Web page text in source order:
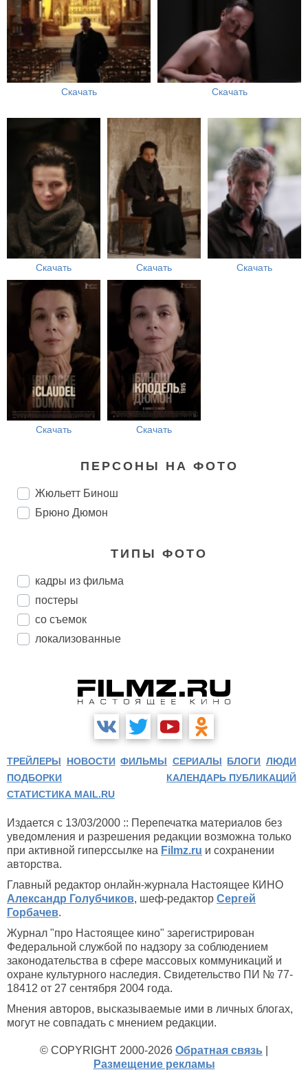
Скачать Скачать
Скачать Скачать Скачать
Скачать Скачать
ПЕРСОНЫ НА ФОТО
Жюльетт Бинош
Брюно Дюмон
ТИПЫ ФОТО
кадры из фильма
постеры
со съемок
локализованные
ТРЕЙЛЕРЫ НОВОСТИ ФИЛЬМЫ СЕРИАЛЫ БЛОГИ ЛЮДИ
ПОДБОРКИ
КАЛЕНДАРЬ ПУБЛИКАЦИЙ
СТАТИСТИКА MAIL.RU
Издается с 13/03/2000 :: Перепечатка материалов без
уведомления и разрешения редакции возможна только
при активной гиперссылке на Filmz.ru и сохранении
авторства.
Главный редактор онлайн-журнала Настоящее КИНО
Александр Голубчиков, шеф-редактор Сергей
Горбачев.
Журнал "про Настоящее кино" зарегистрирован
Федеральной службой по надзору за соблюдением
законодательства в сфере массовых коммуникаций и
охране культурного наследия. Свидетельство ПИ № 77-
18412 от 27 сентября 2004 года.
Мнения авторов, высказываемые ими в личных блогах,
могут не совпадать с мнением редакции.
© COPYRIGHT 2000-2026 Обратная связь
Размещение рекламы